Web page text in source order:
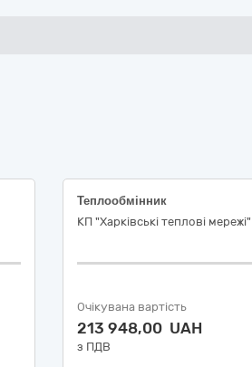
Теплообмінник
КП "Харківські теплові мережі"
Очікувана вартість
213 948,00 UAH
з ПДВ